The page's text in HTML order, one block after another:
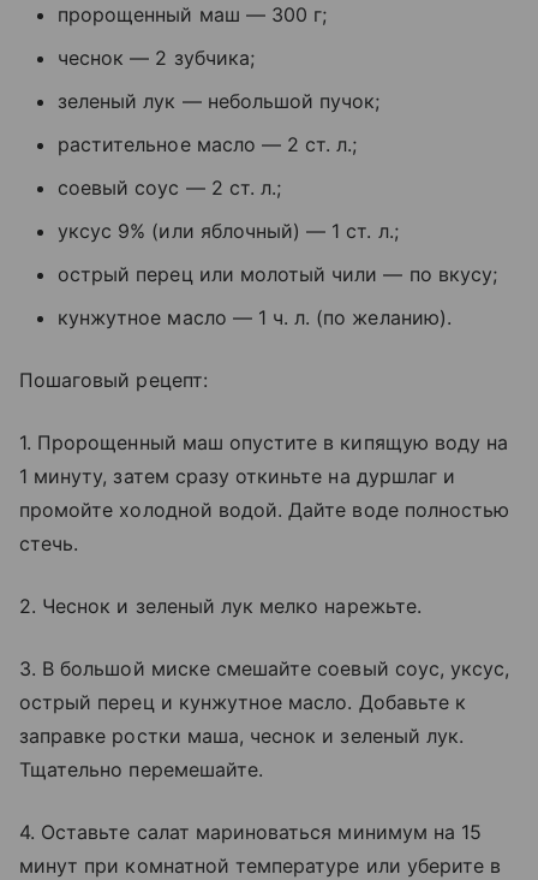
пророщенный маш — 300 г;
чеснок — 2 зубчика;
зеленый лук — небольшой пучок;
растительное масло — 2 ст. л.;
соевый соус — 2 ст. л.;
уксус 9% (или яблочный) — 1 ст. л.;
острый перец или молотый чили — по вкусу;
кунжутное масло — 1 ч. л. (по желанию).
Пошаговый рецепт:
1. Пророщенный маш опустите в кипящую воду на
1 минуту, затем сразу откиньте на дуршлаг и
промойте холодной водой. Дайте воде полностью
стечь.
2. Чеснок и зеленый лук мелко нарежьте.
3. В большой миске смешайте соевый соус, уксус,
острый перец и кунжутное масло. Добавьте к
заправке ростки маша, чеснок и зеленый лук.
Тщательно перемешайте.
4. Оставьте салат мариноваться минимум на 15
минут при комнатной температуре или уберите в